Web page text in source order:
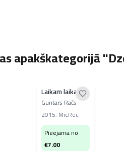
apakškategorijā
Laikam laika nav
Guntars Račs
2015, MicRec
Pieejama no
€7.00